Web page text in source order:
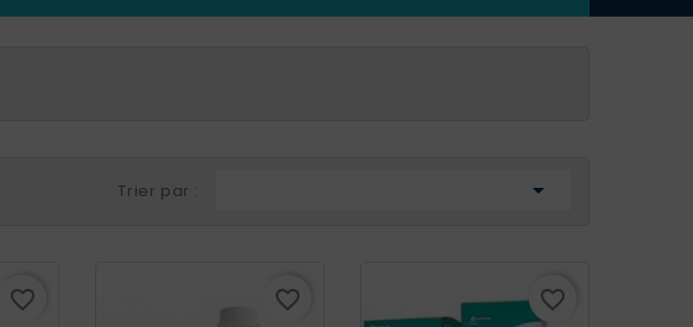
Trier par : 
favorite_border favorite_border favorite_border